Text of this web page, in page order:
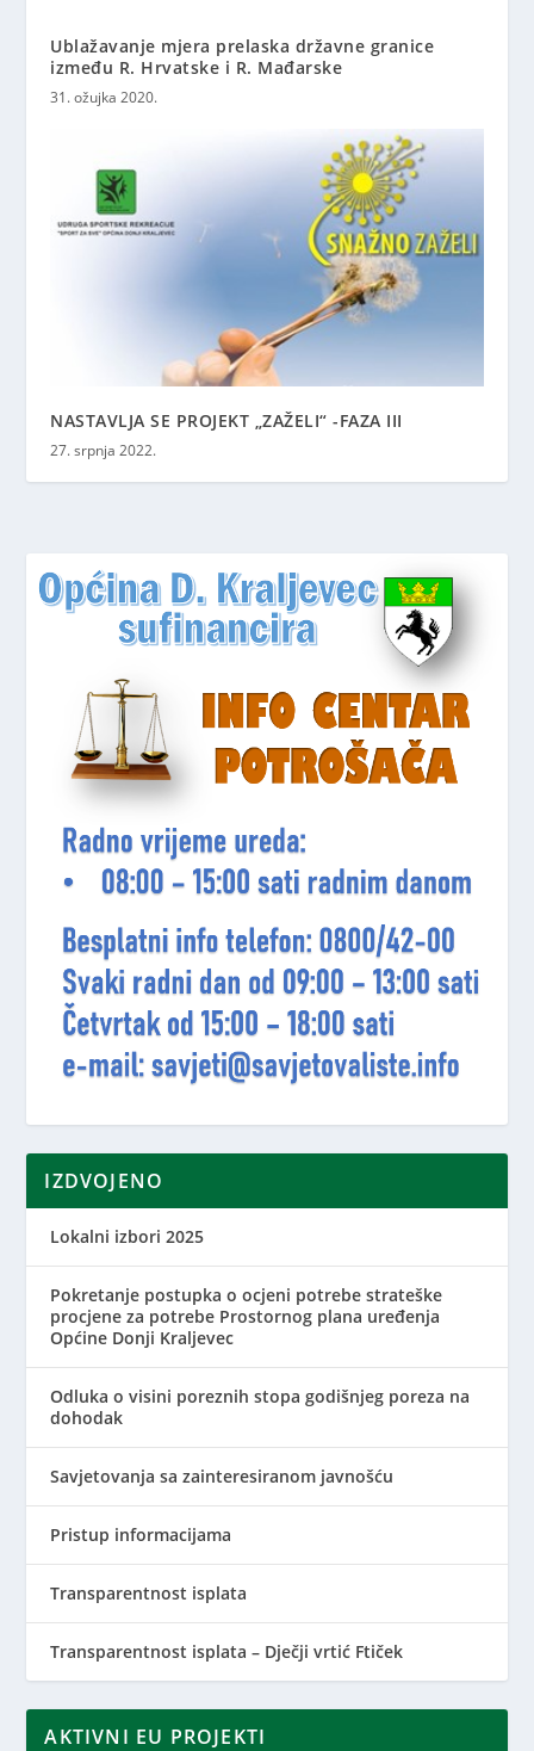
Ublažavanje mjera prelaska državne granice
između R. Hrvatske i R. Mađarske
31. ožujka 2020.
NASTAVLJA SE PROJEKT „ZAŽELI“ -FAZA III
27. srpnja 2022.
IZDVOJENO
Lokalni izbori 2025
Pokretanje postupka o ocjeni potrebe strateške
procjene za potrebe Prostornog plana uređenja
Općine Donji Kraljevec
Odluka o visini poreznih stopa godišnjeg poreza na
dohodak
Savjetovanja sa zainteresiranom javnošću
Pristup informacijama
Transparentnost isplata
Transparentnost isplata – Dječji vrtić Ftiček
AKTIVNI EU PROJEKTI